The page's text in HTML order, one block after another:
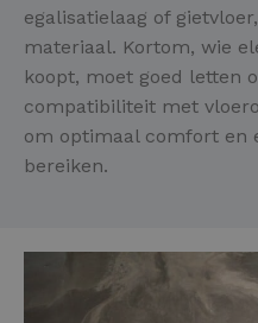
egalisatielaag of
materiaal. Kortom, wie
koopt, moet goed letten
compatibiliteit met
om optimaal comfort en
bereiken.